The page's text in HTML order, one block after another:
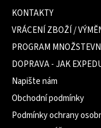
KONTAKTY
VRÁCENÍ ZBOŽÍ /
PROGRAM
DOPRAVA - JAK
Napište nám
Obchodní podmínky
Podmínky ochrany